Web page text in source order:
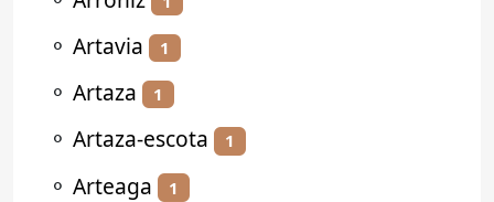
⚬ Artavia 1
⚬ Artaza 1
⚬ Artaza-escota 1
⚬ Arteaga 1